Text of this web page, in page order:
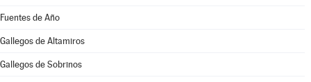
Fuentes de Año
Gallegos de Altamiros
Gallegos de Sobrinos